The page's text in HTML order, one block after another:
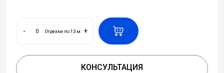
- Отрезки по 13 м +
КОНСУЛЬТАЦИЯ